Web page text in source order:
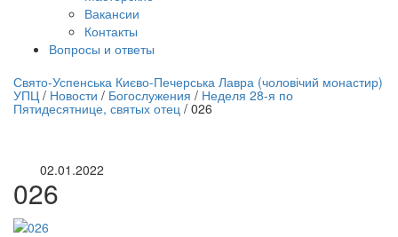
Вакансии
Контакты
Вопросы и ответы
трансляция | 12 сентября
трансляции
Свято-Успенська Києво-Печерська Лавра (чоловічий монастир)
УПЦ / Новости / Богослужения / Неделя 28-я по
Пятидесятнице, святых отец / 026
02.01.2022
026